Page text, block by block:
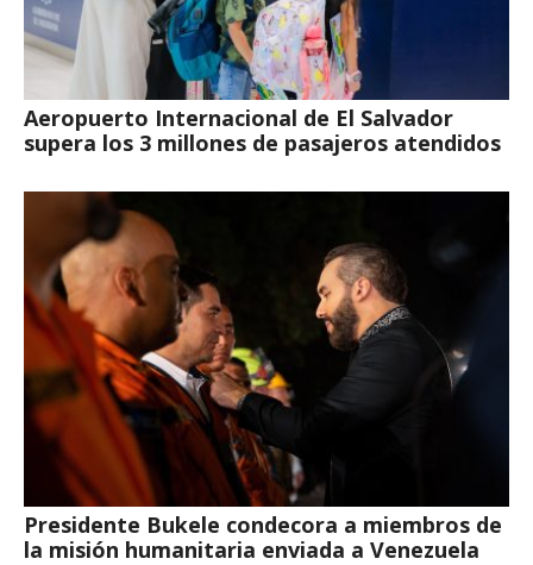
Aeropuerto Internacional de El Salvador
supera los 3 millones de pasajeros atendidos
Presidente Bukele condecora a miembros de
la misión humanitaria enviada a Venezuela